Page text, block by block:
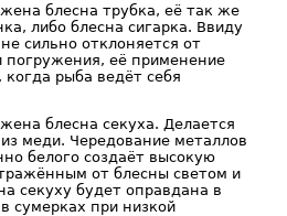
блесна трубка, её так же
либо блесна сигарка. Ввиду
сильно отклоняется от
погружения, её применение
рыба ведёт себя
блесна секуха. Делается
меди. Чередование металлов
белого создаёт высокую
от блесны светом и
секуху будет оправдана в
сумерках при низкой